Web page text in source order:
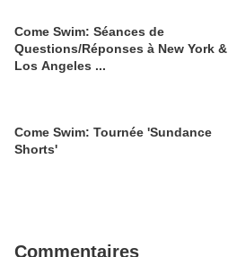
Come Swim: Séances de
Questions/Réponses à New York &
Los Angeles ...
Come Swim: Tournée 'Sundance
Shorts'
Commentaires